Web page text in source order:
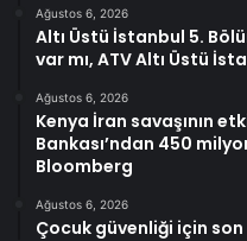
Ağustos 6, 2026
Altı Üstü İstanbul 5.
var mı, ATV Altı Üstü
Ağustos 6, 2026
Kenya İran savaşının
Bankası’ndan 450
Bloomberg
Ağustos 6, 2026
Çocuk güvenliği için son